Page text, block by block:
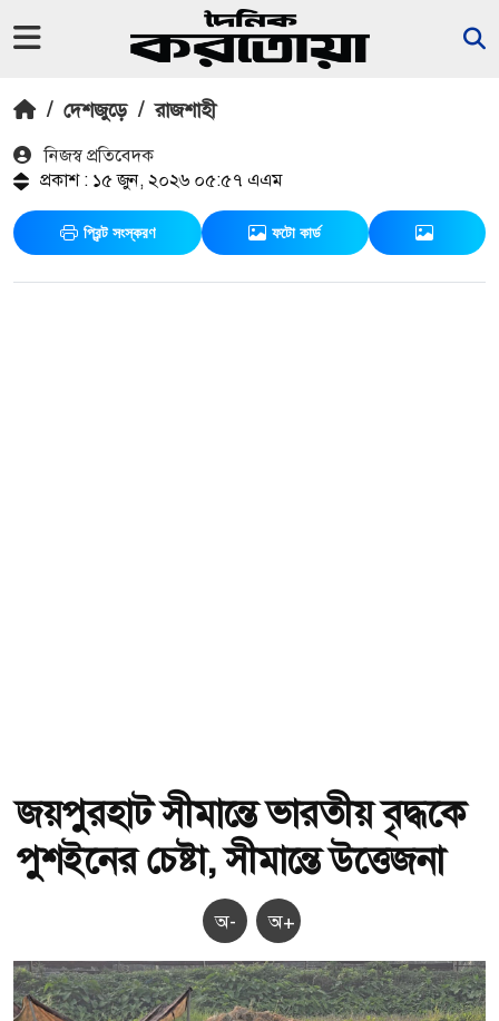
/ দেশজুড়ে / রাজশাহী
নিজস্ব প্রতিবেদক
প্রকাশ : ১৫ জুন, ২০২৬ ০৫:৫৭ এএম
প্রিন্ট সংস্করণ ফটো কার্ড
জয়পুরহাট সীমান্তে ভারতীয় বৃদ্ধকে
পুশইনের চেষ্টা, সীমান্তে উত্তেজনা
অ- অ+